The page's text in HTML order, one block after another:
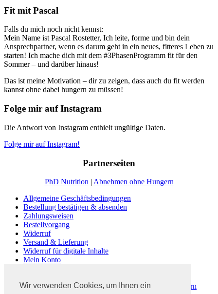
Wir verwenden Cookies, um Ihnen ein
Fit mit Pascal
Falls du mich noch nicht kennst:
Mein Name ist Pascal Rostetter, Ich leite, forme und bin dein
Ansprechpartner, wenn es darum geht in ein neues, fitteres Leben zu
starten! Ich mache dich mit dem #3PhasenProgramm fit für den
Sommer – und darüber hinaus!
Das ist meine Motivation – dir zu zeigen, dass auch du fit werden
kannst ohne dabei hungern zu müssen!
Folge mir auf Instagram
Die Antwort von Instagram enthielt ungültige Daten.
Folge mir auf Instagram!
Partnerseiten
PhD Nutrition | Abnehmen ohne Hungern
Allgemeine Geschäftsbedingungen
Bestellung bestätigen & absenden
Zahlungsweisen
Bestellvorgang
Widerruf
Versand & Lieferung
Widerruf für digitale Inhalte
Mein Konto
Dein #3PhasenProgramm | Abnehmen ohne zu Hungern